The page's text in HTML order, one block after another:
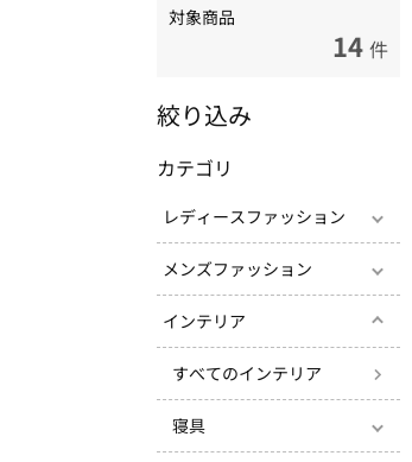
対象商品
14 件
絞り込み
カテゴリ
レディースファッション
メンズファッション
インテリア
すべてのインテリア
寝具